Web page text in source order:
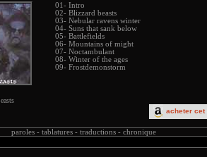
acheter cet
01- Intro
02- Blizzard beasts
03- Nebular ravens winter
04- Suns that sank below
05- Battlefields
06- Mountains of might
07- Noctambulant
08- Winter of the ages
09- Frostdemonstorm
paroles - tablatures - traductions - chronique